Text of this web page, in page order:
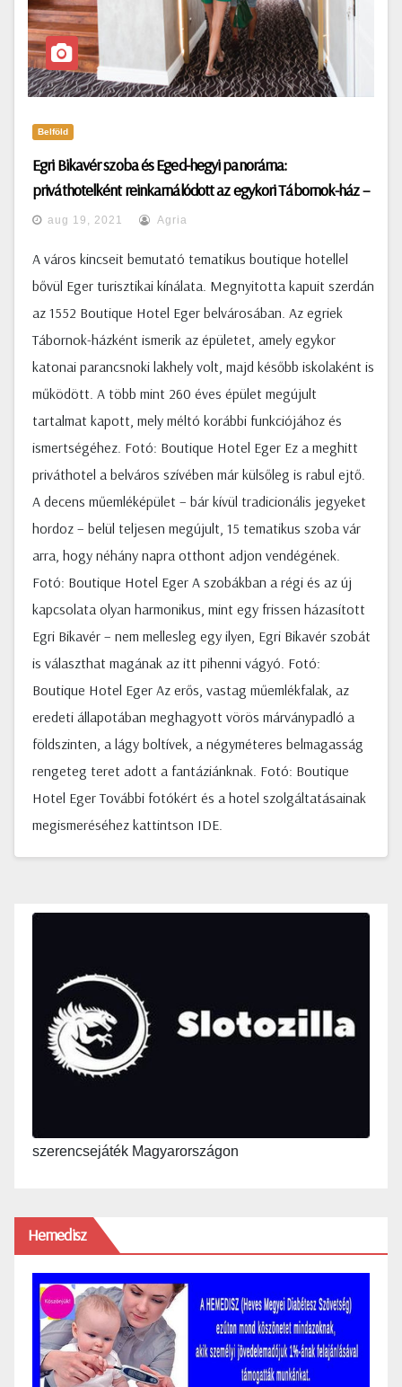
Belföld
Egri Bikavér szoba és Eged-hegyi panoráma:
priváthotelként reinkarnálódott az egykori Tábornok-ház –
Fotókaug 19, 2021 Agria
A város kincseit bemutató tematikus boutique hotellel
bővül Eger turisztikai kínálata. Megnyitotta kapuit szerdán
az 1552 Boutique Hotel Eger belvárosában. Az egriek
Tábornok-házként ismerik az épületet, amely egykor
katonai parancsnoki lakhely volt, majd később iskolaként is
működött. A több mint 260 éves épület megújult
tartalmat kapott, mely méltó korábbi funkciójához és
ismertségéhez. Fotó: Boutique Hotel Eger Ez a meghitt
priváthotel a belváros szívében már külsőleg is rabul ejtő.
A decens műemléképület – bár kívül tradicionális jegyeket
hordoz – belül teljesen megújult, 15 tematikus szoba vár
arra, hogy néhány napra otthont adjon vendégének.
Fotó: Boutique Hotel Eger A szobákban a régi és az új
kapcsolata olyan harmonikus, mint egy frissen házasított
Egri Bikavér – nem mellesleg egy ilyen, Egri Bikavér szobát
is választhat magának az itt pihenni vágyó. Fotó:
Boutique Hotel Eger Az erős, vastag műemlékfalak, az
eredeti állapotában meghagyott vörös márványpadló a
földszinten, a lágy boltívek, a négyméteres belmagasság
rengeteg teret adott a fantáziánknak. Fotó: Boutique
Hotel Eger További fotókért és a hotel szolgáltatásainak
megismeréséhez kattintson IDE.
szerencsejáték Magyarországon
Hemedisz